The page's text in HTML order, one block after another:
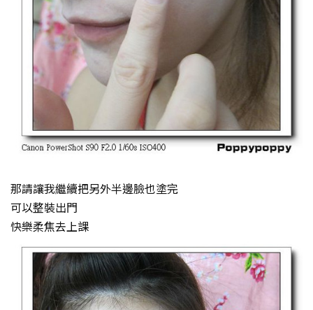
那請讓我繼續把另外半邊臉也塗完
可以整裝出門
快樂柔焦去上課